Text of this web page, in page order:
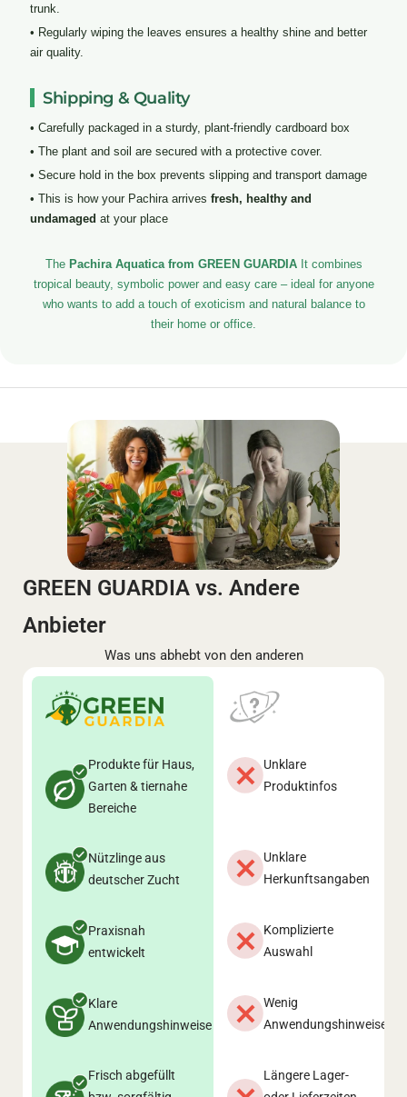
trunk.
• Regularly wiping the leaves ensures a healthy shine and better
air quality.
Shipping & Quality
• Carefully packaged in a sturdy, plant-friendly cardboard box
• The plant and soil are secured with a protective cover.
• Secure hold in the box prevents slipping and transport damage
• This is how your Pachira arrives fresh, healthy and
undamaged at your place
The Pachira Aquatica from GREEN GUARDIAIt combines
tropical beauty, symbolic power and easy care – ideal for anyone
who wants to add a touch of exoticism and natural balance to
their home or office.
GREEN GUARDIA vs. Andere
Anbieter
Was uns abhebt von den anderen
Produkte für Haus,
Garten & tiernahe
Bereiche
Unklare
Produktinfos
Nützlinge aus
deutscher Zucht
Unklare
Herkunftsangaben
Praxisnah
entwickelt
Komplizierte
Auswahl
Klare
Anwendungshinweise
Wenig
Anwendungshinweise
Frisch abgefüllt
Längere Lager-